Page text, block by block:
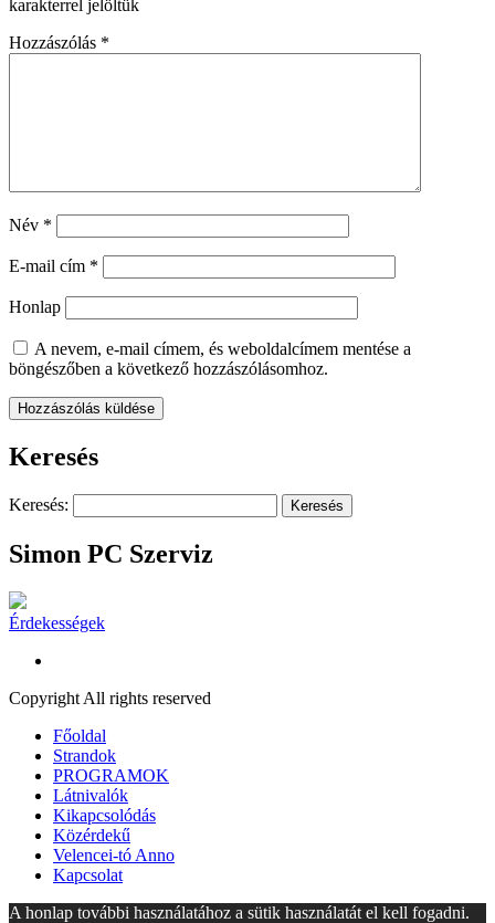
karakterrel jelöltük
Hozzászólás *
Név *
E-mail cím *
Honlap
A nevem, e-mail címem, és weboldalcímem mentése a
böngészőben a következő hozzászólásomhoz.
Keresés
Keresés:
Simon PC Szerviz
Érdekességek
Copyright All rights reserved
Főoldal
Strandok
PROGRAMOK
Látnivalók
Kikapcsolódás
Közérdekű
Velencei-tó Anno
Kapcsolat
A honlap további használatához a sütik használatát el kell fogadni.